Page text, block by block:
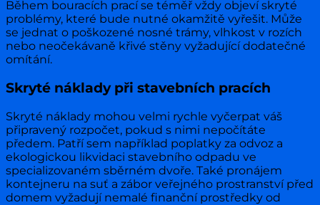
Během bouracích prací se téměř vždy objeví skryté
problémy, které bude nutné okamžitě vyřešit. Může
se jednat o poškozené nosné trámy, vlhkost v rozích
nebo neočekávaně křivé stěny vyžadující dodatečné
omítání.
Skryté náklady při stavebních pracích
Skryté náklady mohou velmi rychle vyčerpat váš
připravený rozpočet, pokud s nimi nepočítáte
předem. Patří sem například poplatky za odvoz a
ekologickou likvidaci stavebního odpadu ve
specializovaném sběrném dvoře. Také pronájem
kontejneru na suť a zábor veřejného prostranství před
domem vyžadují nemalé finanční prostředky od